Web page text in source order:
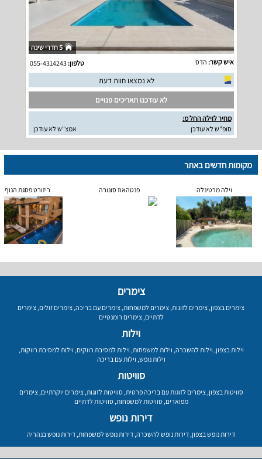
5 חדרי שינה
איש קשר: הדס טלפון:055-4314243
לא נמצאו חוות דעת
לא עודכנו תאריכים פנויים
מחיר לוילה החל מ:
סופ"ש לא עודכן
אמצ"ש לא עודכן
מקומות חדשים באתר
וילה מרטינלה פנטהאוז סונורה ריזורט פסגת הנוף
צימרים
צימרים בצפון, צימרים לזוגות, צימרים למשפחות, צימרים עם בריכה, צימרים זולים, צימרים
לדתיים,צימרים רומנטיים
וילות
וילות בצפון, וילות להשכרה, וילות למשפחות, וילות למסיבת רווקים, וילות למסיבת רווקות,
וילות נופש, וילות עם בריכה
סוויטות
סוויטות בצפון,צימרים לזוגות עם בריכה פרטית,סוויטות לזוגות,צימרים יוקרתיים,צימרים
מפוארים,סוויטות למשפחות,סוויטות לדתיים
דירות נופש
דירות נופש בצפון, דירות נופש להשכרה, דירות נופש למשפחות, דירות נופש בנהריה